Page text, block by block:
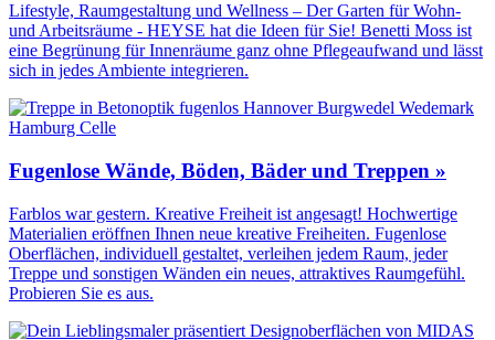
Lifestyle, Raumgestaltung und Wellness – Der Garten für Wohn-
und Arbeitsräume - HEYSE hat die Ideen für Sie! Benetti Moss ist
eine Begrünung für Innenräume ganz ohne Pflegeaufwand und lässt
sich in jedes Ambiente integrieren.
Fugenlose Wände, Böden, Bäder und Treppen »
Farblos war gestern. Kreative Freiheit ist angesagt! Hochwertige
Materialien eröffnen Ihnen neue kreative Freiheiten. Fugenlose
Oberflächen, individuell gestaltet, verleihen jedem Raum, jeder
Treppe und sonstigen Wänden ein neues, attraktives Raumgefühl.
Probieren Sie es aus.